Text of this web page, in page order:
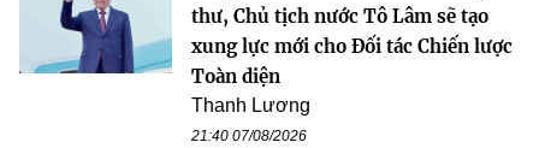
thư, Chủ tịch nước Tô Lâm sẽ tạo
xung lực mới cho Đối tác Chiến lược
Toàn diện
Thanh Lương
21:40 07/08/2026